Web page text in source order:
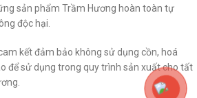
sản phẩm Trầm Hương hoàn toàn tự
độc hại.
cam kết đảm bảo không sử dụng cồn, hoá
để sử dụng trong quy trình sản xuất cho tất